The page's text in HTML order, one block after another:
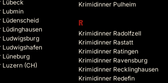
Lübeck
Lubmin
Lüdenscheid
Lüdinghausen
Ludwigsburg
Ludwigshafen
Lüneburg
Luzern (CH)
Krimidinner Pulheim
R
Krimidinner Radolfzell
Krimidinner Rastatt
Krimidinner Ratingen
Krimidinner Ravensburg
Krimidinner Recklinghausen
Krimidinner Redefin